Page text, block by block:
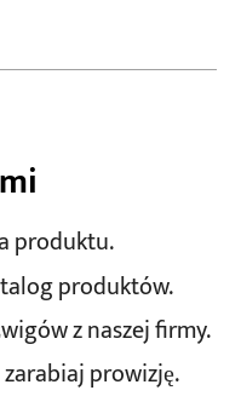
produktu.
produktów.
z naszej firmy.
prowizję.